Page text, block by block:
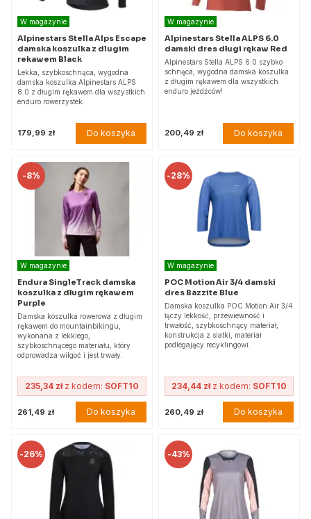
W magazynie
Alpinestars Stella Alps Escape
damska koszulka z dlugim
rekawem Black
Lekka, szybkoschnąca, wygodna
damska koszulka Alpinestars ALPS
8.0 z długim rękawem dla wszystkich
enduro rowerzystek.
179,99 zł Do koszyka
W magazynie
Alpinestars Stella ALPS 6.0
damski dres długi rękaw Red
Alpinestars Stella ALPS 6.0 szybko
schnąca, wygodna damska koszulka
z długim rękawem dla wszystkich
enduro jeźdźców!
200,49 zł Do koszyka
-8%
W magazynie
Endura SingleTrack damska
koszulka z długim rękawem
Purple
Damska koszulka rowerowa z długim
rękawem do mountainbikingu,
wykonana z lekkiego,
szybkoschnącego materiału, który
odprowadza wilgoć i jest trwały.
235,34 złz kodem: SOFT10
261,49 zł Do koszyka
-28%
W magazynie
POC Motion Air 3/4 damski
dres Bazzite Blue
Damska koszulka POC Motion Air 3/4
łączy lekkość, przewiewność i
trwałość, szybkoschnący materiał,
konstrukcja z siatki, materiał
podlegający recyklingowi.
234,44 złz kodem: SOFT10
260,49 zł Do koszyka
-26% -43%